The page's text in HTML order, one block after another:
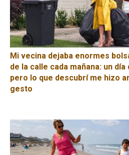
Mi vecina dejaba enormes
de la calle cada mañana: un
pero lo que descubrí me hizo
gesto